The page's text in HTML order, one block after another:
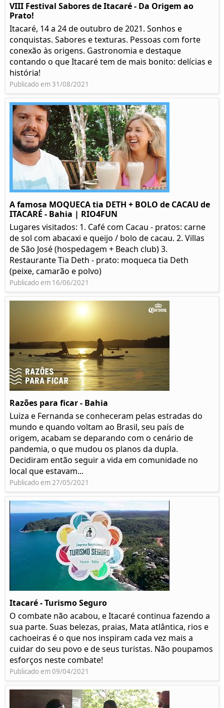
VIII Festival Sabores de Itacaré - Da Origem ao
Prato!
Itacaré, 14 a 24 de outubro de 2021. Sonhos e
conquistas. Sabores e texturas. Pessoas com forte
conexão às origens. Gastronomia e destaque
contando o que Itacaré tem de mais bonito: delícias e
história!
Publicado em 31/08/2021
A famosa MOQUECA tia DETH + BOLO de CACAU de
ITACARÉ - Bahia | RIO4FUN
Lugares visitados: 1. Café com Cacau - pratos: carne
de sol com abacaxi e queijo / bolo de cacau. 2. Villas
de São José (hospedagem + Beach club) 3.
Restaurante Tia Deth - prato: moqueca tia Deth
(peixe, camarão e polvo)
Publicado em 16/06/2021
Razões para ficar - Bahia
Luiza e Fernanda se conheceram pelas estradas do
mundo e quando voltam ao Brasil, seu país de
origem, acabam se deparando com o cenário de
pandemia, o que mudou os planos da dupla.
Decidiram então seguir a vida em comunidade no
local que estavam...
Publicado em 27/05/2021
Itacaré - Turismo Seguro
O combate não acabou, e Itacaré continua fazendo a
sua parte. Suas belezas, praias, Mata atlântica, rios e
cachoeiras é o que nos inspiram cada vez mais a
cuidar do seu povo e de seus turistas. Não poupamos
esforços neste combate!
Publicado em 09/04/2021